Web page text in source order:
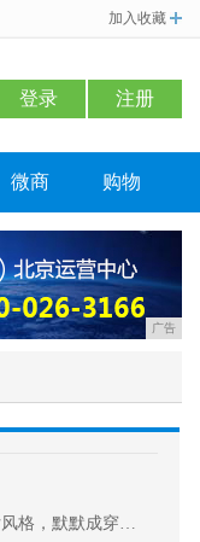
加入收藏
登录 注册
微商 购物
广告
欧阳娜娜多变少女风格，默默成穿衣C位